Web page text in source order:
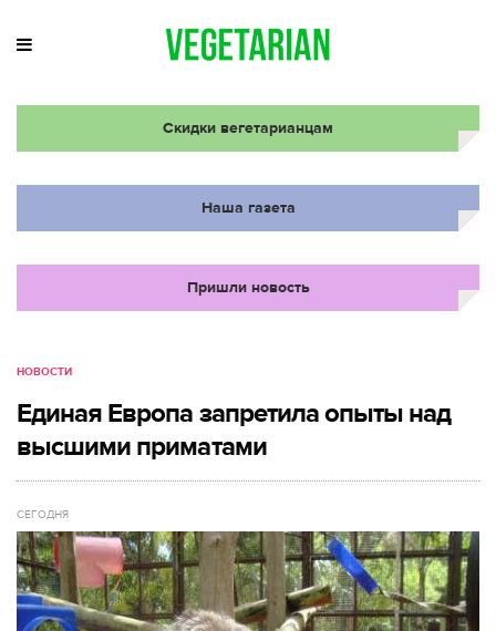
Скидки вегетарианцам
Наша газета
Пришли новость
НОВОСТИ
Единая Европа запретила опыты над
высшими приматами
СЕГОДНЯ